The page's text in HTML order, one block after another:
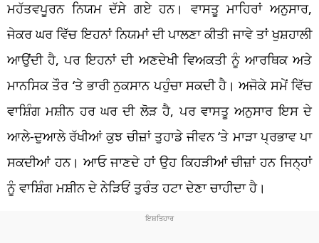
ਮਹੱਤਵਪੂਰਨ ਨਿਯਮ ਦੱਸੇ ਗਏ ਹਨ। ਵਾਸਤੂ ਮਾਹਿਰਾਂ ਅਨੁਸਾਰ,
ਜੇਕਰ ਘਰ ਵਿੱਚ ਇਹਨਾਂ ਨਿਯਮਾਂ ਦੀ ਪਾਲਣਾ ਕੀਤੀ ਜਾਵੇ ਤਾਂ ਖੁਸ਼ਹਾਲੀ
ਆਉਂਦੀ ਹੈ, ਪਰ ਇਹਨਾਂ ਦੀ ਅਣਦੇਖੀ ਵਿਅਕਤੀ ਨੂੰ ਆਰਥਿਕ ਅਤੇ
ਮਾਨਸਿਕ ਤੌਰ ‘ਤੇ ਭਾਰੀ ਨੁਕਸਾਨ ਪਹੁੰਚਾ ਸਕਦੀ ਹੈ। ਅਜੋਕੇ ਸਮੇਂ ਵਿੱਚ
ਵਾਸ਼ਿੰਗ ਮਸ਼ੀਨ ਹਰ ਘਰ ਦੀ ਲੋੜ ਹੈ, ਪਰ ਵਾਸਤੂ ਅਨੁਸਾਰ ਇਸ ਦੇ
ਆਲੇ-ਦੁਆਲੇ ਰੱਖੀਆਂ ਕੁਝ ਚੀਜ਼ਾਂ ਤੁਹਾਡੇ ਜੀਵਨ ‘ਤੇ ਮਾੜਾ ਪ੍ਰਭਾਵ ਪਾ
ਸਕਦੀਆਂ ਹਨ। ਆਓ ਜਾਣਦੇ ਹਾਂ ਉਹ ਕਿਹੜੀਆਂ ਚੀਜ਼ਾਂ ਹਨ ਜਿਨ੍ਹਾਂ
ਨੂੰ ਵਾਸ਼ਿੰਗ ਮਸ਼ੀਨ ਦੇ ਨੇੜਿਓਂ ਤੁਰੰਤ ਹਟਾ ਦੇਣਾ ਚਾਹੀਦਾ ਹੈ।